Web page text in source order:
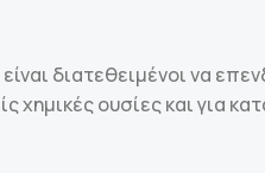
διατεθειμένοι να
χημικές ουσίες και για